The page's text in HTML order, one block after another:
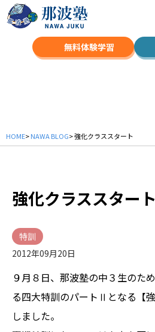
無料体験学習
HOME>NAWA BLOG> 強化クラススタート
強化クラススタート
特訓
2012年09月20日
９月８日、那波塾の中３生のた
る四大特訓のパートⅡとなる【
しました。